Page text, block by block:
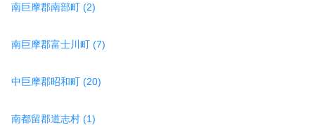
南巨摩郡南部町 (2)
南巨摩郡富士川町 (7)
中巨摩郡昭和町 (20)
南都留郡道志村 (1)